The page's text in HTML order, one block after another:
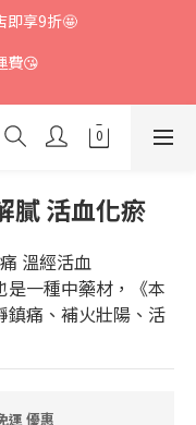
即享9折🤩
費😘
膩 活血化瘀
溫經活血
是一種中藥材，《本
鎮痛、補火壯陽、活
運 優惠